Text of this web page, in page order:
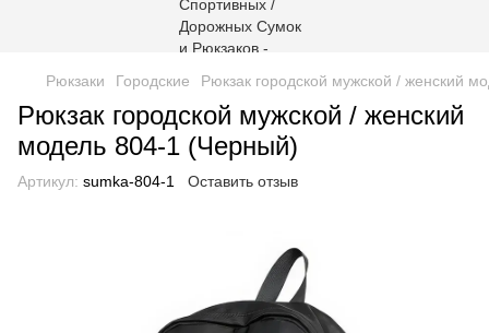
Рюкзаки Городские Рюкзак городской мужской / женский
Рюкзак городской мужской / женский
модель 804-1 (Черный)
Артикул: sumka-804-1 Оставить отзыв